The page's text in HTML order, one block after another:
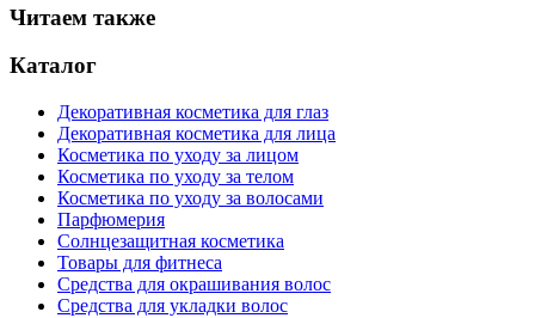
Читаем также
Каталог
Декоративная косметика для глаз
Декоративная косметика для лица
Косметика по уходу за лицом
Косметика по уходу за телом
Косметика по уходу за волосами
Парфюмерия
Солнцезащитная косметика
Товары для фитнеса
Средства для окрашивания волос
Средства для укладки волос